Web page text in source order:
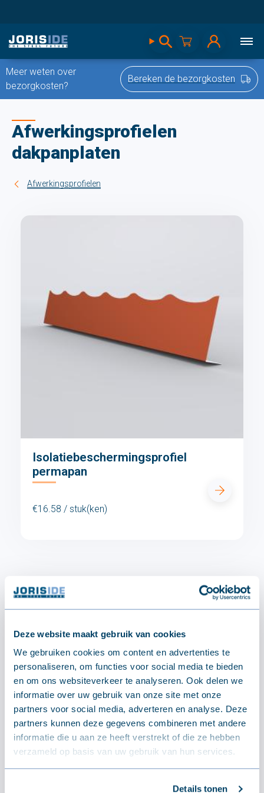
Deze website maakt gebruik van cookies
We gebruiken cookies om content en advertenties te
personaliseren, om functies voor social media te bieden
en om ons websiteverkeer te analyseren. Ook delen we
informatie over uw gebruik van onze site met onze
partners voor social media, adverteren en analyse. Deze
partners kunnen deze gegevens combineren met andere
informatie die u aan ze heeft verstrekt of die ze hebben
verzameld op basis van uw gebruik van hun services.
Details tonen
Meer weten over
bezorgkosten?
Bereken de bezorgkosten
Afwerkingsprofielen
dakpanplaten
Afwerkingsprofielen
Isolatiebeschermingsprofiel
permapan
€16.58 / stuk(ken)
Gratis afhalen